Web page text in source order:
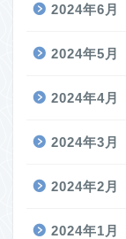
2024年6月
2024年5月
2024年4月
2024年3月
2024年2月
2024年1月